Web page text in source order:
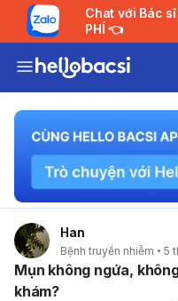
Chat với Bác sĩ ngay 👉 Nhận
PHÍ 👈
Han
Bệnh truyền nhiễm 5
Mụn không ngứa,
khám?